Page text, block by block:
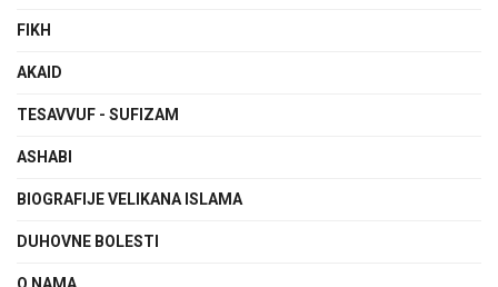
FIKH
AKAID
TESAVVUF - SUFIZAM
ASHABI
BIOGRAFIJE VELIKANA ISLAMA
DUHOVNE BOLESTI